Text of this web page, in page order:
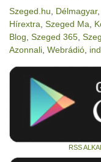
Szeged.hu Délmagyar,
Hírextra Szeged Ma
Blog Szeged 365
Azonnali Webrádió
RSS